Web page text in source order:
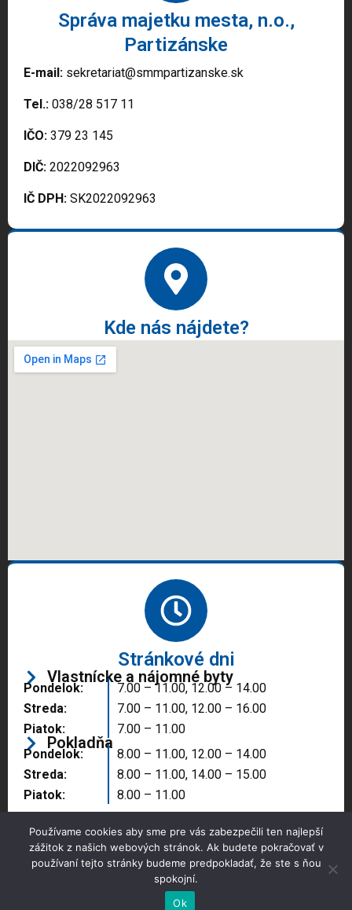
Správa majetku mesta, n.o.,
Partizánske
E-mail: sekretariat@smmpartizanske.sk
Tel.: 038/28 517 11
IČO: 379 23 145
DIČ: 2022092963
IČ DPH: SK2022092963
Kde nás nájdete?
Stránkové dni
Vlastnícke a nájomné byty
Pondelok:
Streda:
Piatok:
7.00 – 11.00, 12.00 – 14.00
7.00 – 11.00, 12.00 – 16.00
7.00 – 11.00
Pokladňa
Pondelok:
Streda:
Piatok:
8.00 – 11.00, 12.00 – 14.00
8.00 – 11.00, 14.00 – 15.00
8.00 – 11.00
Copyright © 2025 Správa majetku mesta, n.o.,
Partizánske
Používame cookies aby sme pre vás zabezpečili ten najlepší
zážitok z našich webových stránok. Ak budete pokračovať v
používaní tejto stránky budeme predpokladať, že ste s ňou
spokojní.
Ok